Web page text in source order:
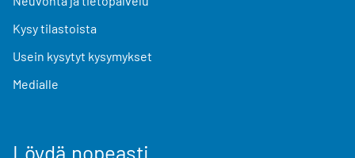
Kysy tilastoista
Usein kysytyt kysymykset
Medialle
Löydä nopeasti